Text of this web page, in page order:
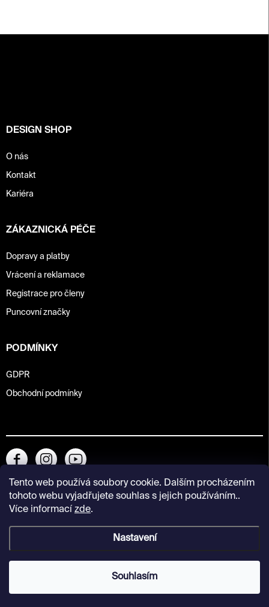
Tento web používá soubory cookie. Dalším procházením
tohoto webu vyjadřujete souhlas s jejich používáním..
Více informací zde.
Nastavení
Souhlasím
DESIGN SHOP
O nás
Kontakt
Kariéra
ZÁKAZNICKÁ PÉČE
Dopravy a platby
Vrácení a reklamace
Registrace pro členy
Puncovní značky
PODMÍNKY
GDPR
Obchodní podmínky
Copyright 2026Kunsthalle Praha Design Shop. Všechna práva
vyhrazena.